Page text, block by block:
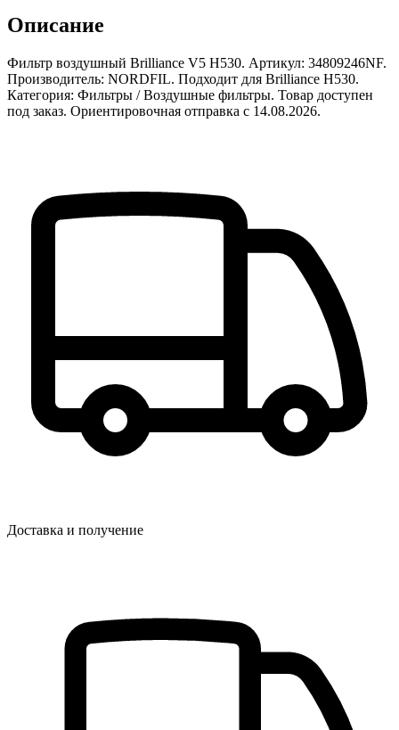
Описание
Фильтр воздушный Brilliance V5 H530. Артикул: 34809246NF.
Производитель: NORDFIL. Подходит для Brilliance H530.
Категория: Фильтры / Воздушные фильтры. Товар доступен
под заказ. Ориентировочная отправка с 14.08.2026.
Доставка и получение